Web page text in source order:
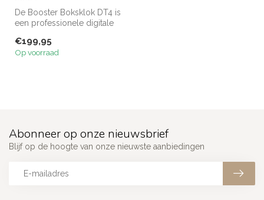
De Booster Boksklok DT4 is
een professionele digitale
€199,95
Op voorraad
Abonneer op onze nieuwsbrief
Blijf op de hoogte van onze nieuwste aanbiedingen